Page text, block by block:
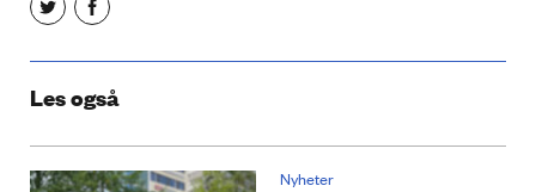
Les også
Nyheter